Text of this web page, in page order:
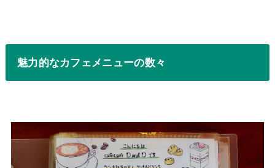
魅力的なカフェメニューの数々